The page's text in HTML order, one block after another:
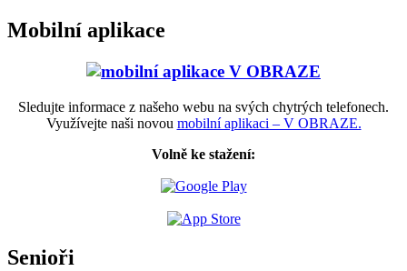
Mobilní aplikace
Sledujte informace z našeho webu na svých chytrých telefonech.
Využívejte naši novou mobilní aplikaci – V OBRAZE.
Volně ke stažení:
Senioři